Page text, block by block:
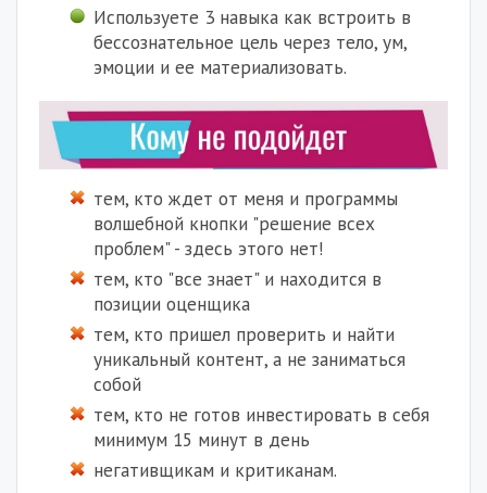
Используете 3 навыка как встроить в
бессознательное цель через тело, ум,
эмоции и ее материализовать.
тем, кто ждет от меня и программы
волшебной кнопки "решение всех
проблем" - здесь этого нет!
тем, кто "все знает" и находится в
позиции оценщика
тем, кто пришел проверить и найти
уникальный контент, а не заниматься
собой
тем, кто не готов инвестировать в себя
минимум 15 минут в день
негативщикам и критиканам.